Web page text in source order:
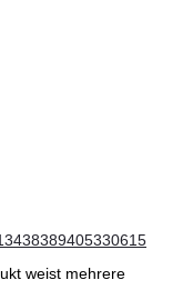
weist mehrere